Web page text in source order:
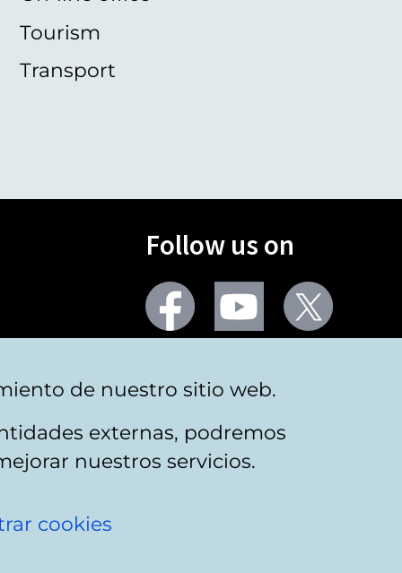
Tourism
Transport
Follow us on
Facebook Youtube
de nuestro sitio web.
externas, podremos
nuestros servicios.
cookies